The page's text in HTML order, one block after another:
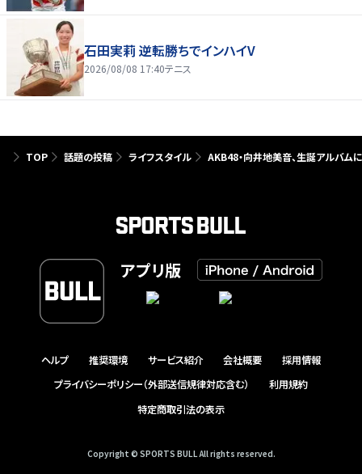
石田実莉 逆転勝ちでインハイV
2026/08/08 17:40テニス
TOP 話題の投稿 ライフスタイル AKB48・向井地美音、生誕アルバム
アプリ版
ヘルプ 推奨環境 サービス紹介 会社概要
採用情報
プライバシーポリシー（外部送信規律対応含む）
利用規約
特定商取引法の表示
Copyright © SPORTS BULL All rights reserved.